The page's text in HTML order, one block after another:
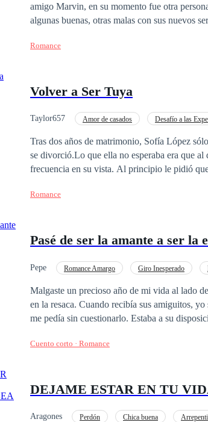
amigo Marvin, en su momento fue otra
algunas buenas, otras malas con sus nuevos
que es sumamente importante en esta
persona y realmente muy amado por la gente
nosotros mismos; nosotros decidimos si
Romance
Volver a Ser Tuya
Taylor657 Amor de casados Desafío a las
Tras dos años de matrimonio, Sofía López
se divorció.Lo que ella no esperaba era que
frecuencia en su vista. Al principio le pidió
López, discípula cercana del Señor Jacinto,
Sigo siendo tu ex esposa.
Romance
Pasé de ser la amante a ser la
Pepe Romance Amargo Giro Inesperado
Malgaste un precioso año de mi vida al lado
en la resaca. Cuando recibía sus amiguitos,
me pedía sin cuestionarlo. Estaba a su
derrotada pero no vencida, resurgí entonces decidida a salir adelante. Fue entonces cuando Tiago me preguntó:
Cuento corto · Romance
DEJAME ESTAR EN TU
Aragones Perdón Chica buena